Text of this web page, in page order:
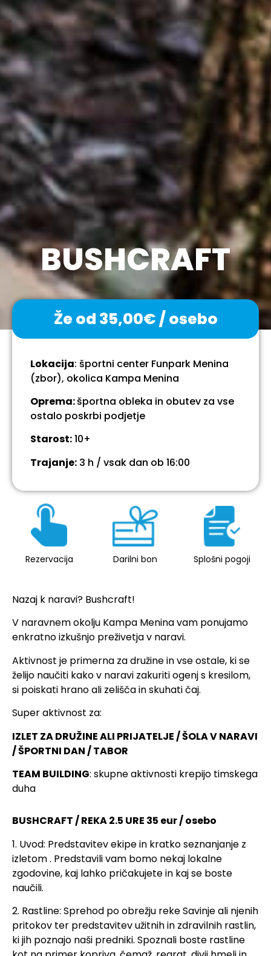
BUSHCRAFT
Že od 35,00€ / osebo
Lokacija: športni center Funpark Menina
(zbor), okolica Kampa Menina
Oprema:športna obleka in obutev za vse
ostalo poskrbi podjetje
Starost:10+
Trajanje: 3 h / vsak dan ob 16:00
Rezervacija Darilni bon Splošni pogoji
Nazaj k naravi? Bushcraft!
V naravnem okolju Kampa Menina vam ponujamo
enkratno izkušnjo preživetja v naravi.
Aktivnost je primerna za družine in vse ostale, ki se
želijo naučiti kako v naravi zakuriti ogenj s kresilom,
si poiskati hrano ali zelišča in skuhati čaj.
Super aktivnost za:
IZLET ZA DRUŽINE ALI PRIJATELJE / ŠOLA V NARAVI
/ ŠPORTNI DAN / TABOR
TEAM BUILDING: skupne aktivnosti krepijo timskega
duha
BUSHCRAFT / REKA 2.5 URE 35 eur / osebo
1. Uvod: Predstavitev ekipe in kratko seznanjanje z
izletom . Predstavili vam bomo nekaj lokalne
zgodovine, kaj lahko pričakujete in kaj se boste
naučili.
2. Rastline: Sprehod po obrežju reke Savinje ali njenih
pritokov ter predstavitev užitnih in zdravilnih rastlin,
ki jih poznajo naši predniki. Spoznali boste rastline